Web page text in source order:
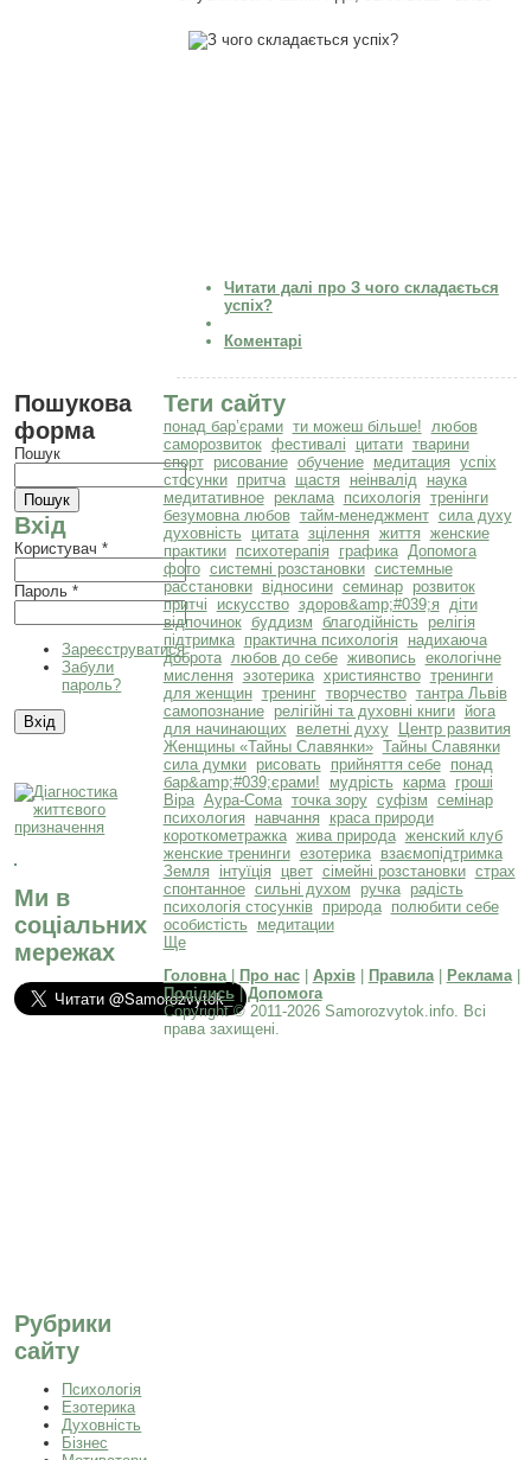
Читати далі про З чого складається
успіх?
Коментарі
Пошукова
форма
Пошук
Вхід
Користувач*
Пароль*
Зареєструватися
Забули
пароль?
Ми в
соціальних
мережах
Рубрики
сайту
Психологія
Езотерика
Духовність
Бізнес
Теги сайту
понад бар’єрами ти можеш більше!
любов
саморозвиток фестивалі цитати тварини
спорт
рисование обучение медитация успіх
стосунки
притча щастя неінвалід
наука
медитативное
реклама психологія тренінги
безумовна любов тайм-менеджмент сила духу
духовність
цитата зцілення життя женские
практики
психотерапія графика
Допомога
фото системні розстановки системные
расстановки
відносини семинар
розвиток
притчі
искусство здоров&amp;#039;я
діти
відпочинок буддизм благодійність
релігія
підтримка
практична психологія
надихаюча
доброта
любов до себе живопись екологічне
мислення эзотерика християнство тренинги
для женщин тренинг творчество тантра Львів
самопознание
релігійні та духовні книги
йога
для начинающих
велетні духу
Центр развития
Женщины «Тайны Славянки» Тайны Славянки
сила думки
рисовать прийняття себе
понад
бар&amp;#039;єрами!
мудрість карма
гроші
Віра Аура-Сома точка зору суфізм семінар
психология
навчання
краса природи
короткометражка жива природа женский клуб
женские тренинги езотерика
взаємопідтримка
Земля
інтуїція цвет сімейні розстановки страх
спонтанное сильні духом ручка
радість
психологія стосунків
природа
полюбити себе
особистість
медитации
Ще
Головна| Про нас| Архів| Правила| Реклама|
Поділись|Допомога
Copyright © 2011-2026 Samorozvytok.info. Всі
права захищені.